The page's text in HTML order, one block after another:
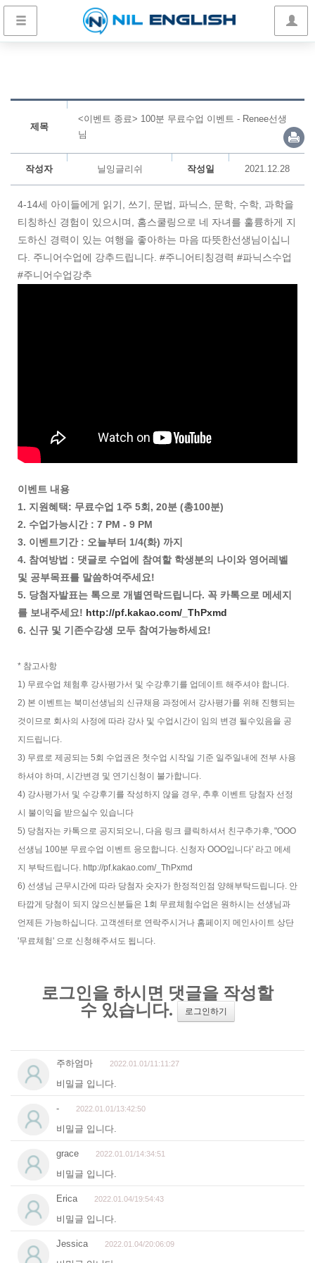
제목
<이벤트 종료> 100분 무료수업 이벤트 - Renee선생
님
작성자 닐잉글리쉬 작성일 2021.12.28
4-14세 아이들에게 읽기, 쓰기, 문법, 파닉스, 문학, 수학, 과학을
티칭하신 경험이 있으시며, 홈스쿨링으로 네 자녀를 훌륭하게 지
도하신 경력이 있는 여행을 좋아하는 마음 따뜻한선생님이십니
다. 주니어수업에 강추드립니다. #주니어티칭경력 #파닉스수업
#주니어수업강추
이벤트 내용
1. 지원혜택: 무료수업 1주 5회, 20분 (총100분)
2. 수업가능시간 : 7 PM - 9 PM
3. 이벤트기간 : 오늘부터 1/4(화) 까지
4. 참여방법 : 댓글로 수업에 참여할 학생분의 나이와 영어레벨
및 공부목표를 말씀하여주세요!
5. 당첨자발표는 톡으로 개별연락드립니다. 꼭 카톡으로 메세지
를 보내주세요! http://pf.kakao.com/_ThPxmd
6. 신규 및 기존수강생 모두 참여가능하세요!
* 참고사항
1) 무료수업 체험후 강사평가서 및 수강후기를 업데이트 해주셔야 합니다.
2) 본 이벤트는 북미선생님의 신규채용 과정에서 강사평가를 위해 진행되는
것이므로 회사의 사정에 따라 강사 및 수업시간이 임의 변경 될수있음을 공
지드립니다.
3) 무료로 제공되는 5회 수업권은 첫수업 시작일 기준 일주일내에 전부 사용
하셔야 하며, 시간변경 및 연기신청이 불가합니다.
4) 강사평가서 및 수강후기를 작성하지 않을 경우, 추후 이벤트 당첨자 선정
시 불이익을 받으실수 있습니다
5) 당첨자는 카톡으로 공지되오니, 다음 링크 클릭하셔서 친구추가후, "OOO
선생님 100분 무료수업 이벤트 응모합니다. 신청자 OOO입니다' 라고 메세
지 부탁드립니다. http://pf.kakao.com/_ThPxmd
6) 선생님 근무시간에 따라 당첨자 숫자가 한정적인점 양해부탁드립니다. 안
타깝게 당첨이 되지 않으신분들은 1회 무료체험수업은 원하시는 선생님과
언제든 가능하십니다. 고객센터로 연락주시거나 홈페이지 메인사이트 상단
'무료체험' 으로 신청해주셔도 됩니다.